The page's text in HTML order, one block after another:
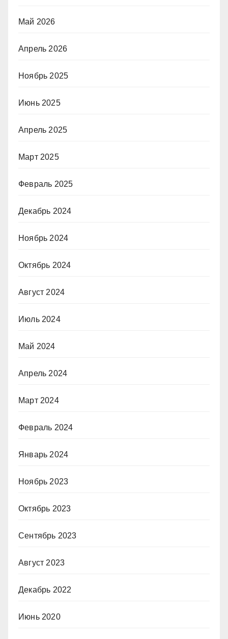
Май 2026
Апрель 2026
Ноябрь 2025
Июнь 2025
Апрель 2025
Март 2025
Февраль 2025
Декабрь 2024
Ноябрь 2024
Октябрь 2024
Август 2024
Июль 2024
Май 2024
Апрель 2024
Март 2024
Февраль 2024
Январь 2024
Ноябрь 2023
Октябрь 2023
Сентябрь 2023
Август 2023
Декабрь 2022
Июнь 2020